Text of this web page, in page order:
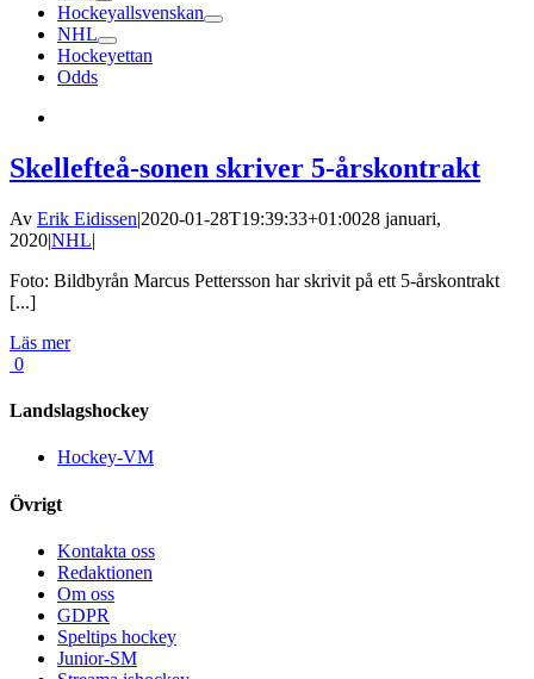
Hockeyallsvenskan
NHL
Hockeyettan
Odds
Skellefteå-sonen skriver 5-årskontrakt
Av Erik Eidissen|2020-01-28T19:39:33+01:0028 januari,
2020|NHL|
Foto: Bildbyrån Marcus Pettersson har skrivit på ett 5-årskontrakt
[...]
Läs mer
0
Landslagshockey
Hockey-VM
Övrigt
Kontakta oss
Redaktionen
Om oss
GDPR
Speltips hockey
Junior-SM